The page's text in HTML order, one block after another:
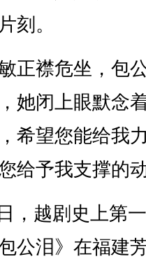
刻。
襟危坐，包
她闭上眼默念
希望您能给我
给予我支撑的
越剧史上第
公泪》在福建